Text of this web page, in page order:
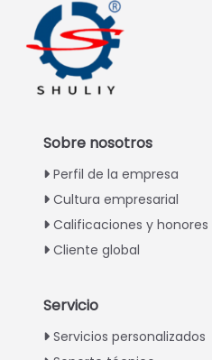
Sobre nosotros
Perfil de la empresa
Cultura empresarial
Calificaciones y honores
Cliente global
Servicio
Servicios personalizados
Italian